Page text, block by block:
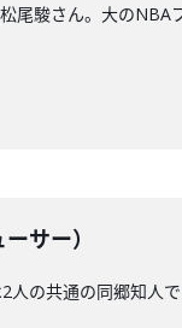
駿さん。大の
サー）
の共通の同郷知人